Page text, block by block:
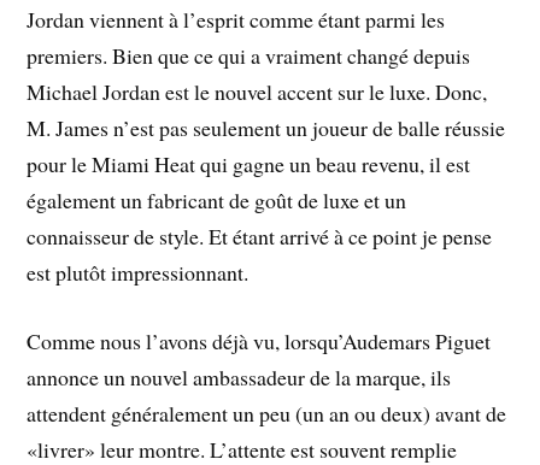
Jordan viennent à l’esprit comme étant parmi les
premiers. Bien que ce qui a vraiment changé depuis
Michael Jordan est le nouvel accent sur le luxe. Donc,
M. James n’est pas seulement un joueur de balle réussie
pour le Miami Heat qui gagne un beau revenu, il est
également un fabricant de goût de luxe et un
connaisseur de style. Et étant arrivé à ce point je pense
est plutôt impressionnant.
Comme nous l’avons déjà vu, lorsqu’Audemars Piguet
annonce un nouvel ambassadeur de la marque, ils
attendent généralement un peu (un an ou deux) avant de
«livrer» leur montre. L’attente est souvent remplie